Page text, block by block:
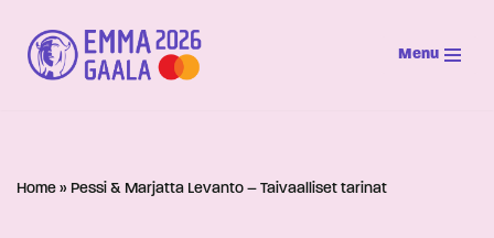
Siirry
suoraan
Menu
Home » Pessi & Marjatta Levanto – Taivaalliset tarinat